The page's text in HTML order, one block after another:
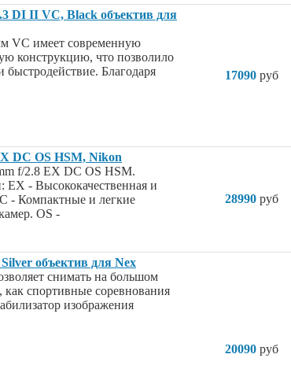
DI II VC, Black объектив для
VC имеет современную
конструкцию, что позволило
быстродействие. Благодаря
17090 руб
DC OS HSM, Nikon
f/2.8 EX DC OS HSM.
EX - Высококачественная и
- Компактные и легкие
OS -
28990 руб
объектив для Nex
снимать на большом
как спортивные соревнования
изображения
20090 руб